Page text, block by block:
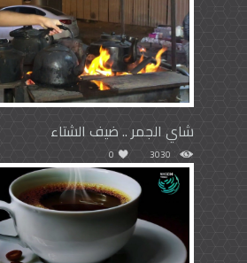
شاي الجمر .. ضيف الشتاء
3030
0